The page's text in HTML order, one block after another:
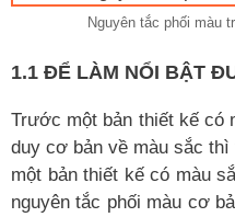
Nguyên tắc phối màu
1.1 ĐỂ LÀM NỔI BẬT
Trước một bản thiết kế có
duy cơ bản về màu sắc
một bản thiết kế có màu
nguyên tắc phối màu cơ